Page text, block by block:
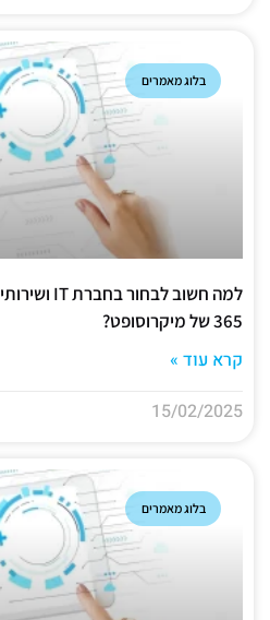
בלוג מאמרים
365 של מיקרוסופט?
קרא עוד »
15/02/2025
בלוג מאמרים